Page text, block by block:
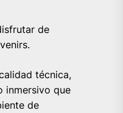
de
técnica,
inmersivo que
de